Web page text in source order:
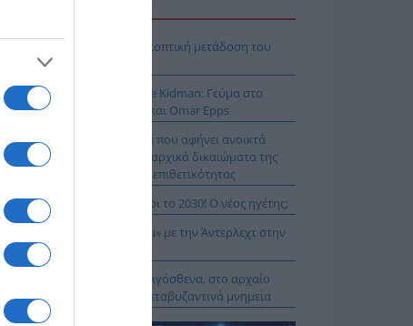
– Άντερλεχτ LIVE: Η τηλεοπτική μετάδοση του
(OPEN)
Μύκονο βρίσκεται η Nicole Kidman: Γεύμα στο
μαζί με Zoe Saldaña και Omar Epps
Δούρου: Θολή συμφωνία που αφήνει ανοικτά
σχετικά με τα κυριαρχικά δικαιώματα της
έναντι της τουρκικής επιθετικότητας
Μιλάν Βιτάλις στην ΑΕΚ μέχρι το 2030! Ο νέος ηγέτης;
On Fire: Ψάχνει το «μπαμ» με την Άντερλεχτ στην
Μενδώνη: Αυτοψία στα Αιγόσθενα, στο αρχαίο
στα βυζαντινά και μεταβυζαντινά μνημεία